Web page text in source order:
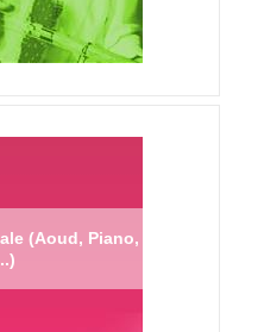
(Aoud, Piano,